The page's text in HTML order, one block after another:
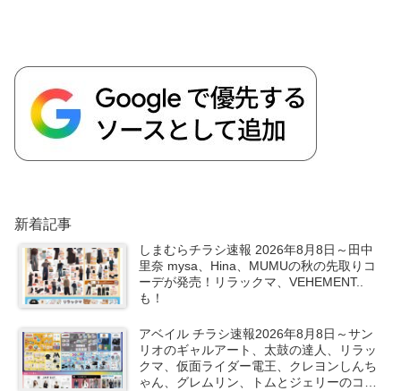
新着記事
しまむらチラシ速報 2026年8月8日～田中
里奈 mysa、Hina、MUMUの秋の先取りコ
ーデが発売！リラックマ、VEHEMENT..
も！
アベイル チラシ速報2026年8月8日～サン
リオのギャルアート、太鼓の達人、リラッ
クマ、仮面ライダー電王、クレヨンしんち
ゃん、グレムリン、トムとジェリーのコラ